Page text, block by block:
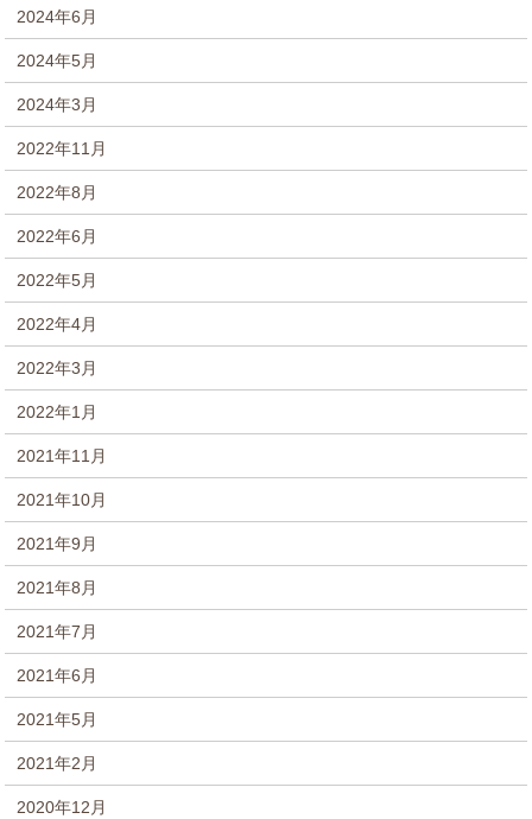
2024年6月
2024年5月
2024年3月
2022年11月
2022年8月
2022年6月
2022年5月
2022年4月
2022年3月
2022年1月
2021年11月
2021年10月
2021年9月
2021年8月
2021年7月
2021年6月
2021年5月
2021年2月
2020年12月